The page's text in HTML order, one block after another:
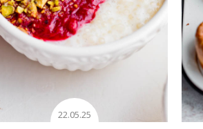
22.05.25